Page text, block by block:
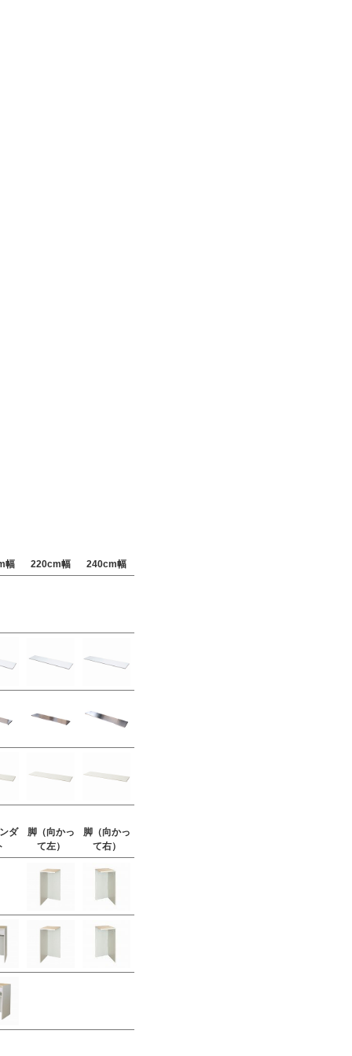
幅 220cm幅 240cm幅
ダ
脚（向かっ
て左）
脚（向かっ
て右）